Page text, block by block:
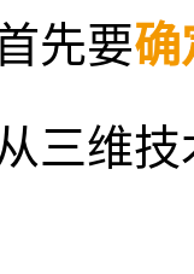
先要确
三维